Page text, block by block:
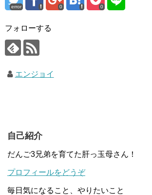
error 0 0
フォローする
エンジョイ
自己紹介
だんご3兄弟を育てた肝っ玉母さん！
プロフィールをどうぞ
毎日気になること、やりたいこと